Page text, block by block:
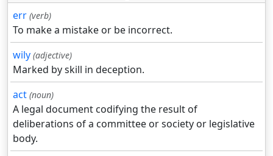
err (verb)
To make a mistake or be incorrect.
wily (adjective)
Marked by skill in deception.
act (noun)
A legal document codifying the result of
deliberations of a committee or society or legislative
body.